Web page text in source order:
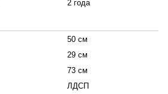
2 года
50 см
29 см
73 см
ЛДСП